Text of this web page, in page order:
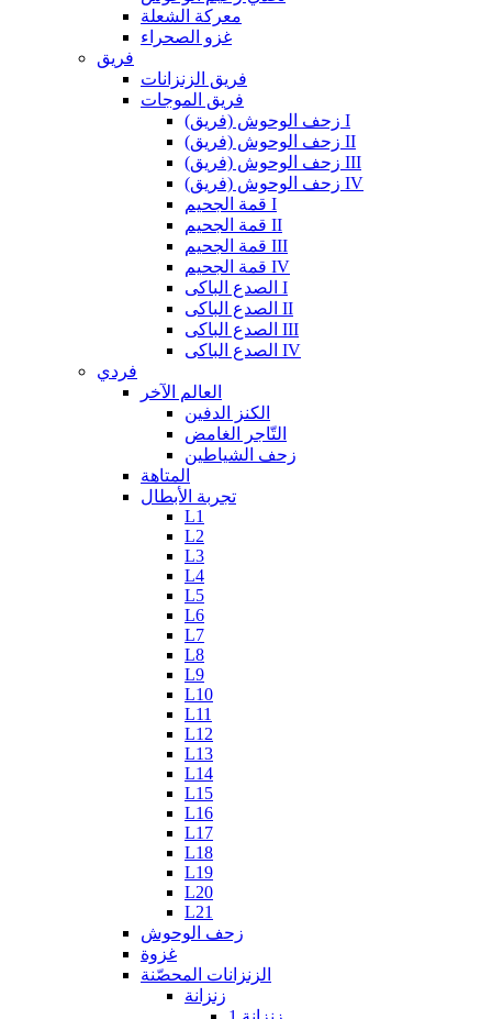
معركة الشعلة
غزو الصحراء
فريق
فريق الزنزانات
فريق الموجات
زحف الوحوش (فريق) I
زحف الوحوش (فريق) II
زحف الوحوش (فريق) III
زحف الوحوش (فريق) IV
قمة الجحيم I
قمة الجحيم II
قمة الجحيم III
قمة الجحيم IV
الصدع الباكى I
الصدع الباكى II
الصدع الباكى III
الصدع الباكى IV
فردي
العالم الآخر
الكنز الدفين
التّاجر الغامض
زحف الشياطين
المتاهة
تجربة الأبطال
L1
L2
L3
L4
L5
L6
L7
L8
L9
L10
L11
L12
L13
L14
L15
L16
L17
L18
L19
L20
L21
زحف الوحوش
غزوة
الزنزانات المحصّنة
زنزانة